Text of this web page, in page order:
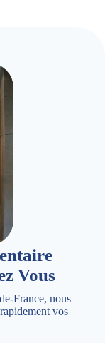
Vous
France, nous
vos